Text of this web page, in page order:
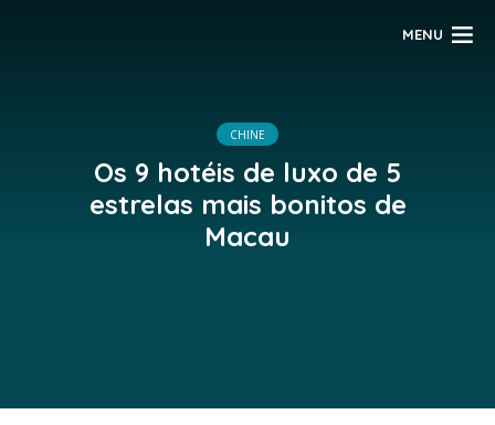
MENU
CHINE
Os 9 hotéis de luxo de 5
estrelas mais bonitos de
Macau